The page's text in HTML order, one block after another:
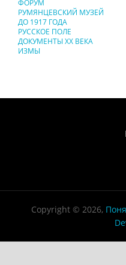
ФОРУМ
РУМЯНЦЕВСКИЙ МУЗЕЙ
ДО 1917 ГОДА
РУССКОЕ ПОЛЕ
ДОКУМЕНТЫ XX ВЕКА
ИЗМЫ
Copyright © 2026,